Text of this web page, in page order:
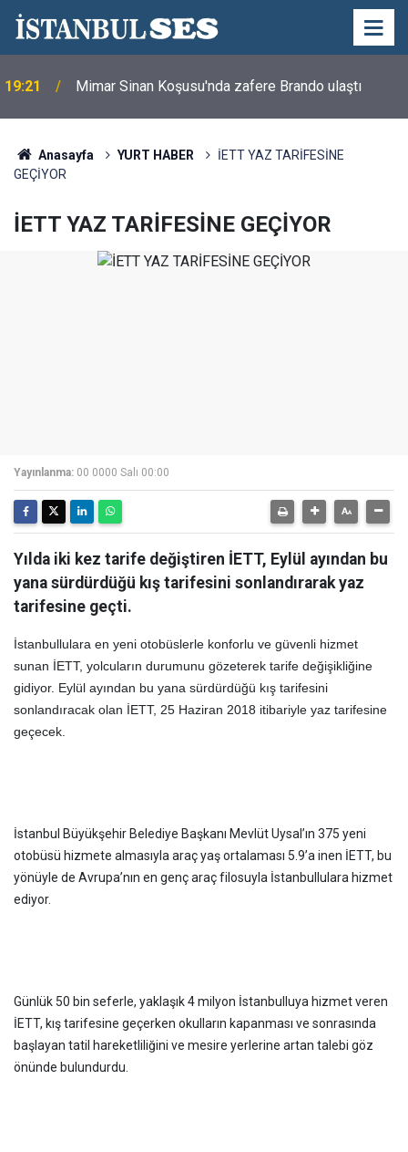
19:21 Mimar Sinan Koşusu'nda zafere Brando ulaştı
Anasayfa YURT HABER
İETT YAZ TARİFESİNE
GEÇİYOR
İETT YAZ TARİFESİNE GEÇİYOR
Yayınlanma: 00 0000 Salı 00:00
Yılda iki kez tarife değiştiren İETT, Eylül ayından bu
yana sürdürdüğü kış tarifesini sonlandırarak yaz
tarifesine geçti.
İstanbullulara en yeni otobüslerle konforlu ve güvenli hizmet
sunan İETT, yolcuların durumunu gözeterek tarife değişikliğine
gidiyor. Eylül ayından bu yana sürdürdüğü kış tarifesini
sonlandıracak olan İETT, 25 Haziran 2018 itibariyle yaz tarifesine
geçecek.
İstanbul Büyükşehir Belediye Başkanı Mevlüt Uysal’ın 375 yeni
otobüsü hizmete almasıyla araç yaş ortalaması 5.9’a inen İETT, bu
yönüyle de Avrupa’nın en genç araç filosuyla İstanbullulara hizmet
ediyor.
Günlük 50 bin seferle, yaklaşık 4 milyon İstanbulluya hizmet veren
İETT, kış tarifesine geçerken okulların kapanması ve sonrasında
başlayan tatil hareketliliğini ve mesire yerlerine artan talebi göz
önünde bulundurdu.